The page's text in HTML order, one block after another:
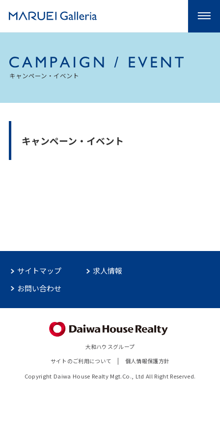
キャンペーン・イベント
キャンペーン・イベント
サイトマップ
求人情報
お問い合わせ
大和ハウスグループ
サイトのご利用について
個人情報保護方針
Copyright Daiwa House Realty Mgt.Co., Ltd All Right Reserved.